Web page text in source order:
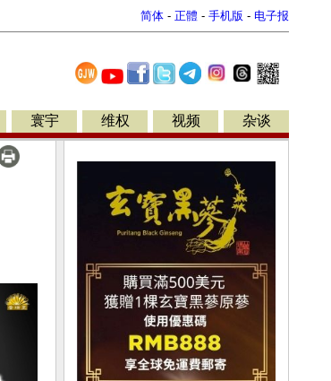
简体 - 正體 - 手机版 - 电子报
寰宇 维权 视频 杂谈